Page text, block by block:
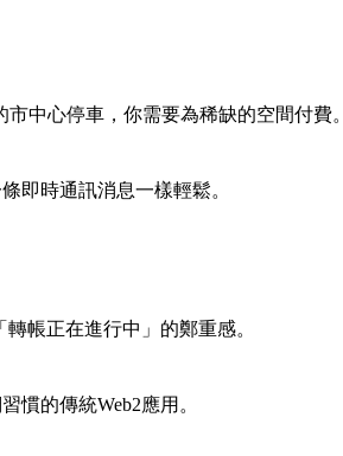
中心停車，你需要為稀缺的空間付費。
即時通訊消息一樣輕鬆。
帳正在進行中」的鄭重感。
慣的傳統Web2應用。